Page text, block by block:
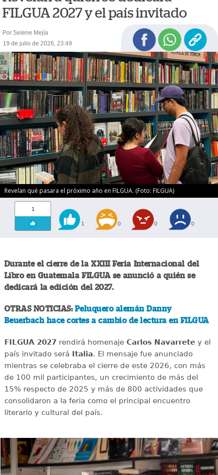
FILGUA 2027 y el país invitado
Por Selene Mejía
19 de julio de 2026, 23:49
Revelan qué pasara el próximo año en FILGUA. (Foto: FILGUA)
1
1 0 0 0
Durante el cierre de la XXIII Feria Internacional del
Libro en Guatemala FILGUA se anunció a quién se
dedicará la edición del 2027.
OTRAS NOTICIAS: Peluquero alemán Danny
Beuerbach hace cortes a cambio de lectura en FILGUA
FILGUA 2027rendirá homenaje Carlos Navarretey el
país invitado será Italia. El mensaje fue anunciado
mientras se celebraba el cierre de este 2026, con más
de 100 mil participantes, un crecimiento de más del
15% respecto de 2025 y más de 800 actividades que
consolidaron a la feria como el principal encuentro
literario y cultural del país.